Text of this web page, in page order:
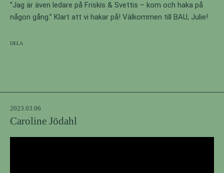
”Jag är även ledare på Friskis & Svettis – kom och haka på
någon gång.” Klart att vi hakar på! Välkommen till BAU, Julie!
2023.03.06
Caroline Jödahl